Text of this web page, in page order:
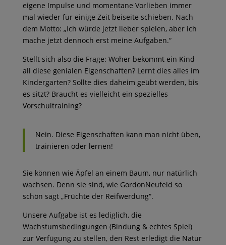
eigene Impulse und momentane Vorlieben immer
mal wieder für einige Zeit beiseite schieben. Nach
dem Motto: „Ich würde jetzt lieber spielen, aber ich
mache jetzt dennoch erst meine Aufgaben.“
Stellt sich also die Frage: Woher bekommt ein Kind
all diese genialen Eigenschaften? Lernt dies alles im
Kindergarten? Sollte dies daheim geübt werden, bis
es sitzt? Braucht es vielleicht ein spezielles
Vorschultraining?
Nein. Diese Eigenschaften kann man nicht üben,
trainieren oder lernen!
Sie können wie Äpfel an einem Baum, nur natürlich
wachsen. Denn sie sind, wie GordonNeufeld so
schön sagt „Früchte der Reifwerdung“.
Unsere Aufgabe ist es lediglich, die
Wachstumsbedingungen (Bindung & echtes Spiel)
zur Verfügung zu stellen, den Rest erledigt die Natur